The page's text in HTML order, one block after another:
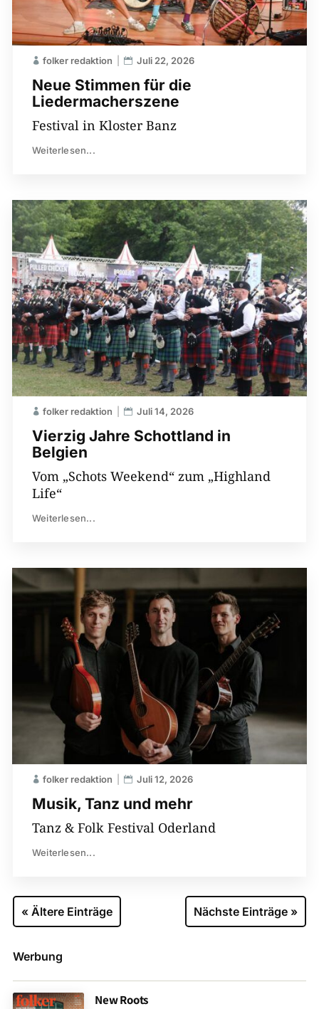
Neue Stimmen für die
Liedermacherszene
folker redaktion Juli 22, 2026
Festival in Kloster Banz
Weiterlesen...
Vierzig Jahre Schottland in
Belgien
folker redaktion Juli 14, 2026
Vom „Schots Weekend“ zum „Highland
Life“
Weiterlesen...
Musik, Tanz und mehr
folker redaktion Juli 12, 2026
Tanz & Folk Festival Oderland
Weiterlesen...
« Ältere Einträge Nächste Einträge »
Werbung
New Roots